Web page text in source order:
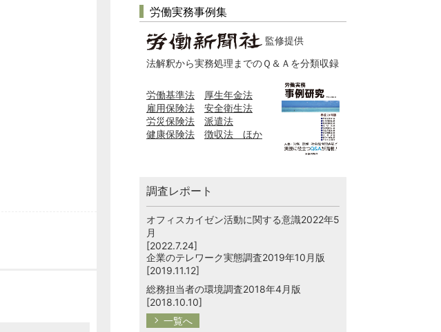
労働実務事例集
監修提供
法解釈から実務処理までのＱ＆Ａを分類収録
労働基準法
厚生年金法
雇用保険法
安全衛生法
労災保険法
派遣法
健康保険法
徴収法 ほか
調査レポート
オフィスカイゼン活動に関する意識2022年5
月
[2022.7.24]
企業のテレワーク実態調査2019年10月版
[2019.11.12]
総務担当者の環境調査2018年4月版
[2018.10.10]
一覧へ